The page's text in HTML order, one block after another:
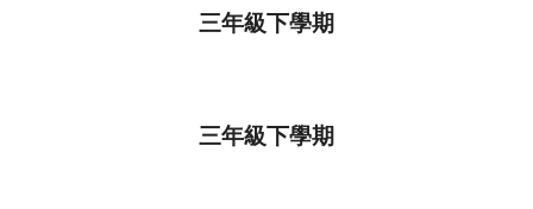
三年級下學期
三年級下學期